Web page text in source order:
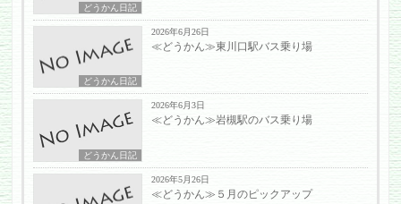
どうかん日記
どうかん日記
2026年6月26日
≪どうかん≫東川口駅バス乗り場
どうかん日記
2026年6月3日
≪どうかん≫岩槻駅のバス乗り場
2026年5月26日
≪どうかん≫５月のピックアップ